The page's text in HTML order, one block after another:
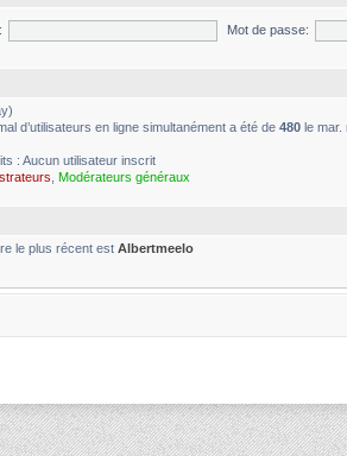
Mot de passe:
d’utilisateurs en ligne simultanément a été de 480 le mar.
: Aucun utilisateur inscrit
Modérateurs généraux
le plus récent est Albertmeelo